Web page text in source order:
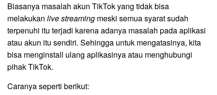
Biasanya masalah akun TikTok yang tidak bisa
melakukan live streaming meski semua syarat sudah
terpenuhi itu terjadi karena adanya masalah pada aplikasi
atau akun itu sendiri. Sehingga untuk mengatasinya, kita
bisa menginstall ulang aplikasinya atau menghubungi
pihak TikTok.
Caranya seperti berikut: